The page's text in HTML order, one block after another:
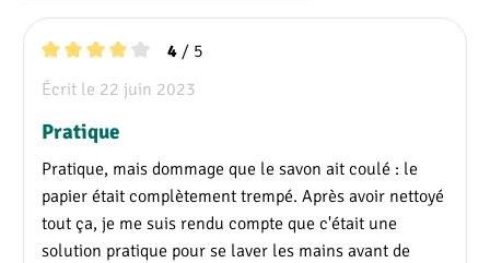
Une poubelle de petite contenance vous permet de jeter les
papiers usagers.
Vous pouvez également remplir une bouteille
supplémentaire de désinfection ou d'un autre produit de
nettoyage avec une pompe. De cette façon, vous êtes bien
protégé des bactéries.
Écrit le 22 juin 2023
Note moyenne de 4 sur 5 étoiles
4/ 5
Pratique
Pratique, mais dommage que le savon ait coulé : le
papier était complètement trempé. Après avoir nettoyé
tout ça, je me suis rendu compte que c'était une
solution pratique pour se laver les mains avant de